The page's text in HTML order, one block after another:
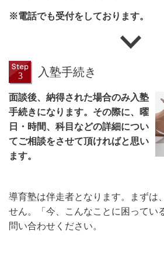
※電話でも受付をしております。
入塾手続き
面談後、納得された場合のみ入塾
手続きになります。その際に、曜
日・時間、科目などの詳細につい
てご相談をさせて頂ければと思い
ます。
導育塾は伴走者となります。まずは
せん。「今、こんなことに困ってい
問い合わせください。